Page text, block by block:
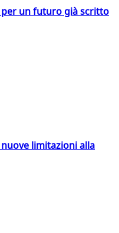
per un futuro già scritto
limitazioni alla